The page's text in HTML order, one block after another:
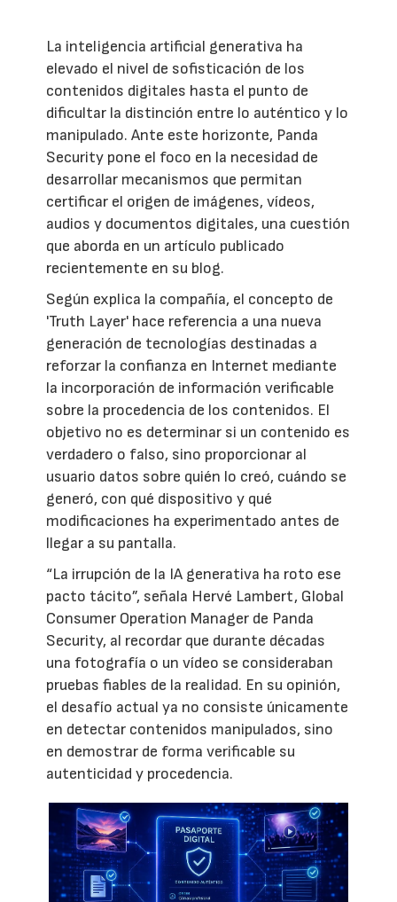
La inteligencia artificial generativa ha
elevado el nivel de sofisticación de los
contenidos digitales hasta el punto de
dificultar la distinción entre lo auténtico y lo
manipulado. Ante este horizonte, Panda
Security pone el foco en la necesidad de
desarrollar mecanismos que permitan
certificar el origen de imágenes, vídeos,
audios y documentos digitales, una cuestión
que aborda en un artículo publicado
recientemente en su blog.
Según explica la compañía, el concepto de
'Truth Layer' hace referencia a una nueva
generación de tecnologías destinadas a
reforzar la confianza en Internet mediante
la incorporación de información verificable
sobre la procedencia de los contenidos. El
objetivo no es determinar si un contenido es
verdadero o falso, sino proporcionar al
usuario datos sobre quién lo creó, cuándo se
generó, con qué dispositivo y qué
modificaciones ha experimentado antes de
llegar a su pantalla.
“La irrupción de la IA generativa ha roto ese
pacto tácito”, señala Hervé Lambert, Global
Consumer Operation Manager de Panda
Security, al recordar que durante décadas
una fotografía o un vídeo se consideraban
pruebas fiables de la realidad. En su opinión,
el desafío actual ya no consiste únicamente
en detectar contenidos manipulados, sino
en demostrar de forma verificable su
autenticidad y procedencia.